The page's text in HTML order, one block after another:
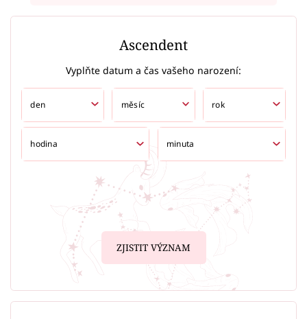
Ascendent
Vyplňte datum a čas vašeho narození:
ZJISTIT VÝZNAM